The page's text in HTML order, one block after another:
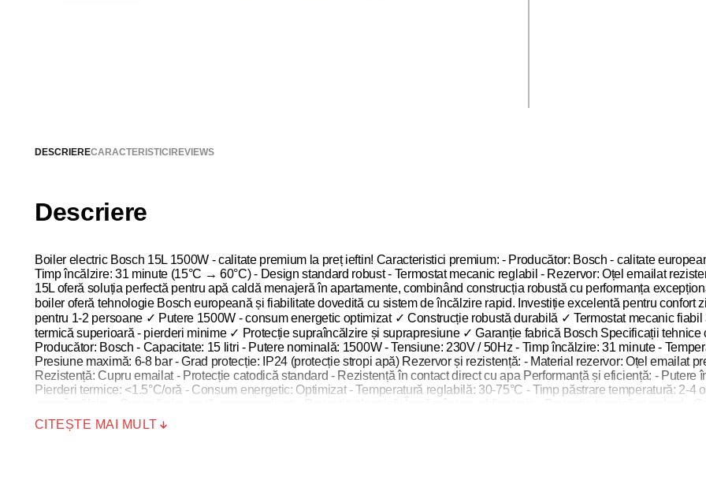
DESCRIERECARACTERISTICI REVIEWS
Descriere
Boiler electric Bosch 15L 1500W - calitate premium la preț ieftin! Caracteristici premium: - Producător: Bosch - calitate
Timp încălzire: 31 minute (15°C → 60°C) - Design standard robust - Termostat mecanic reglabil - Rezervor: Oțel emailat
15L oferă soluția perfectă pentru apă caldă menajeră în apartamente, combinând construcția robustă cu performanța
boiler oferă tehnologie Bosch europeană și fiabilitate dovedită cu sistem de încălzire rapid. Investiție excelentă pentru
pentru 1-2 persoane ✓ Putere 1500W - consum energetic optimizat ✓ Construcție robustă durabilă ✓ Termostat mecanic
termică superioară - pierderi minime ✓ Protecție supraîncălzire și suprapresiune ✓ Garanție fabrică Bosch Specificații
Producător: Bosch - Capacitate: 15 litri - Putere nominală: 1500W - Tensiune: 230V / 50Hz - Timp încălzire: 31 minute -
Presiune maximă: 6-8 bar - Grad protecție: IP24 (protecție stropi apă) Rezervor și rezistență: - Material rezervor: Oțel emailat
Rezistență: Cupru emailat - Protecție catodică standard - Rezistență în contact direct cu apa Performanță și eficiență: -
Pierderi termice: <1.5°C/oră - Consum energetic: Optimizat - Temperatură reglabilă: 30-75°C - Timp păstrare temperatură: 2-4
pentru: case, vile, apartamente. Capacitate 15L ideală pentru 1-2 persoane. Construcție robustă pentru durabilitate maximă.
120L - Familie 2 persoane: 40-60L/zi - Familie 3-4 persoane: 80-100L/zi - Familie 5+ persoane: 120-150L/zi - Recomandare:
CITEȘTE MAI MULT